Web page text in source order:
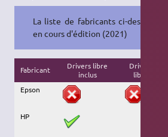
La liste de fabricants ci-dessous est
en cours d'édition (2021)
Fabricant
Drivers libre
inclus
Drivers
libre
Epson
HP